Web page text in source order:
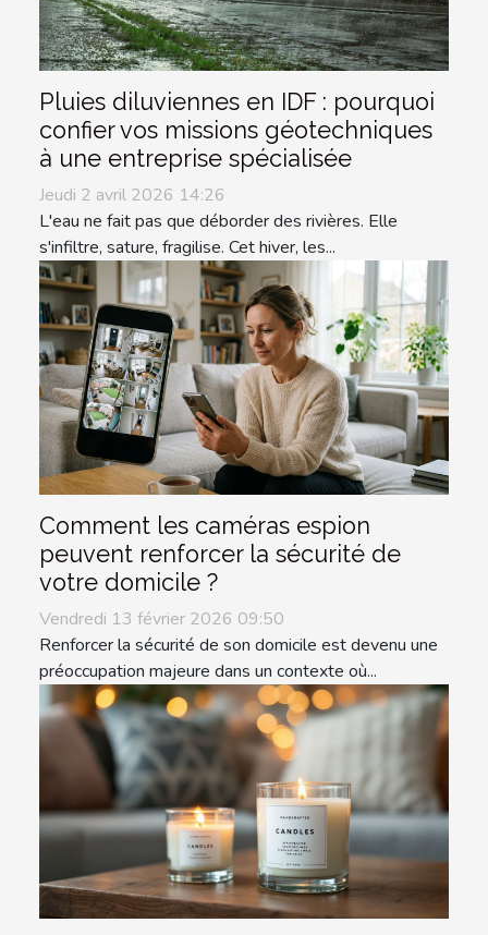
Pluies diluviennes en IDF : pourquoi
confier vos missions géotechniques
à une entreprise spécialisée
Jeudi 2 avril 2026 14:26
L'eau ne fait pas que déborder des rivières. Elle
s'infiltre, sature, fragilise. Cet hiver, les...
Comment les caméras espion
peuvent renforcer la sécurité de
votre domicile ?
Vendredi 13 février 2026 09:50
Renforcer la sécurité de son domicile est devenu une
préoccupation majeure dans un contexte où...